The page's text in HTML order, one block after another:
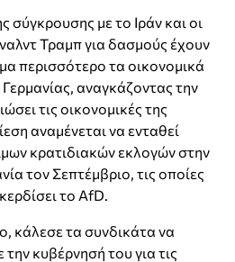
σύγκρουσης με το Ιράν και οι
Τραμπ για δασμούς έχουν
περισσότερο τα οικονομικά
αναγκάζοντας την
τις οικονομικές της
αναμένεται να ενταθεί
κρατιδιακών εκλογών στην
τον Σεπτέμβριο, τις οποίες
το AfD.
κάλεσε τα συνδικάτα να
κυβέρνησή του για τις